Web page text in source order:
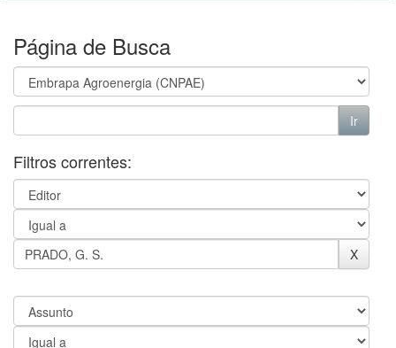
Página de Busca
Filtros correntes: